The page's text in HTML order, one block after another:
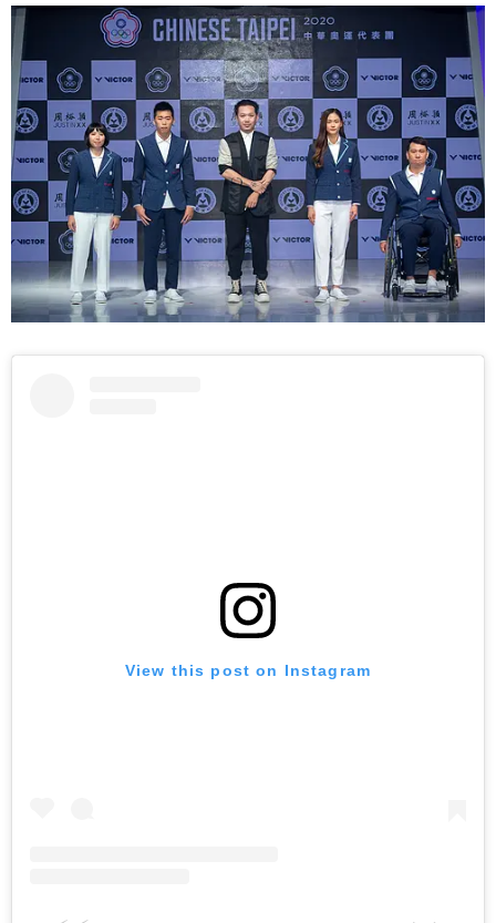
View this post on Instagram